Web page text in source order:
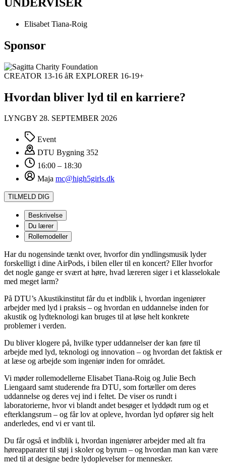
Elisabet Tiana-Roig
Sponsor
CREATOR 13-16 åR EXPLORER 16-19+
Hvordan bliver lyd til en karriere?
LYNGBY 28. SEPTEMBER 2026
Event
DTU Bygning 352
16:00 – 18:30
Maja mc@high5girls.dk
TILMELD DIG
Beskrivelse
Du lærer
Rollemodeller
Har du nogensinde tænkt over, hvorfor din yndlingsmusik lyder
forskelligt i dine AirPods, i bilen eller til en koncert? Eller hvorfor
det nogle gange er svært at høre, hvad læreren siger i et klasselokale
med meget larm?
På DTU’s Akustikinstitut får du et indblik i, hvordan ingeniører
arbejder med lyd i praksis – og hvordan en uddannelse inden for
akustik og lydteknologi kan bruges til at løse helt konkrete
problemer i verden.
Du bliver klogere på, hvilke typer uddannelser der kan føre til
arbejde med lyd, teknologi og innovation – og hvordan det faktisk er
at læse og arbejde som ingeniør inden for området.
Vi møder rollemodellerne Elisabet Tiana-Roig og Julie Bech
Liengaard samt studerende fra DTU, som fortæller om deres
uddannelse og deres vej ind i feltet. De viser os rundt i
laboratorierne, hvor vi blandt andet besøger et lyddødt rum og et
efterklangsrum – og får lov at opleve, hvordan lyd opfører sig helt
anderledes, end vi er vant til.
Du får også et indblik i, hvordan ingeniører arbejder med alt fra
høreapparater til støj i skoler og byrum – og hvordan man kan være
med til at designe bedre lydoplevelser for mennesker.